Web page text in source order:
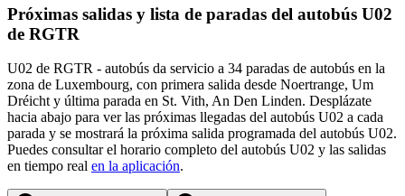
Próximas salidas y lista de paradas del autobús U02
de RGTR
U02 de RGTR - autobús da servicio a 34 paradas de autobús en la
zona de Luxembourg, con primera salida desde Noertrange, Um
Dréicht y última parada en St. Vith, An Den Linden. Desplázate
hacia abajo para ver las próximas llegadas del autobús U02 a cada
parada y se mostrará la próxima salida programada del autobús U02.
Puedes consultar el horario completo del autobús U02 y las salidas
en tiempo real en la aplicación.